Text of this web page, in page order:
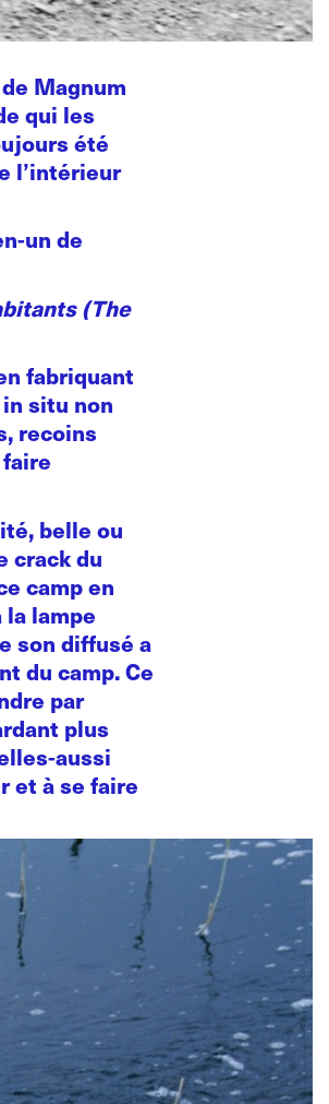
Magnum
qui les
été
l’intérieur
un de
(The
fabriquant
situ non
recoins
belle ou
crack du
camp en
lampe
son diffusé a
du camp. Ce
par
plus
aussi
et à se faire